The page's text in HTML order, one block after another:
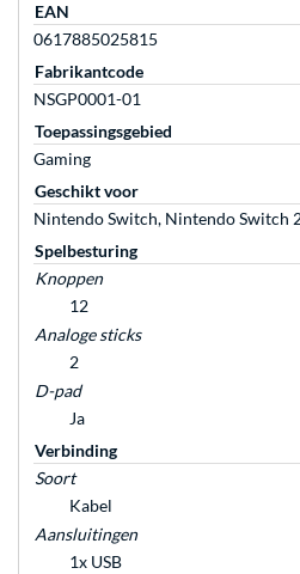
EAN
0617885025815
Fabrikantcode
NSGP0001-01
Toepassingsgebied
Gaming
Geschikt voor
Nintendo Switch, Nintendo Switch
Spelbesturing
Knoppen
12
Analoge sticks
2
D-pad
Ja
Verbinding
Soort
Kabel
Aansluitingen
1x USB